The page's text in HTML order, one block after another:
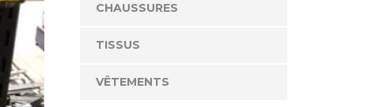
CHAUSSURES
TISSUS
VÊTEMENTS